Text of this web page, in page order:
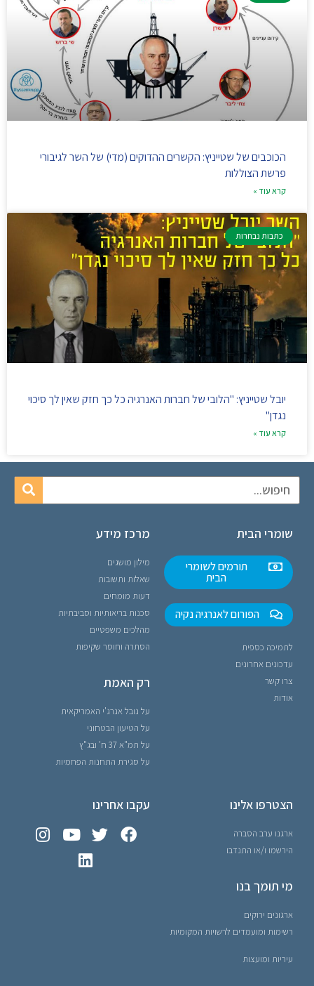
הכוכבים של שטייניץ: הקשרים ההדוקים (מדי) של השר לגיבורי
פרשת הצוללות
קרא עוד »
כתבות נבחרות
יובל שטייניץ: "הלובי של חברות האנרגיה כל כך חזק שאין לך סיכוי
נגדן"
קרא עוד »
שומרי הבית
תורמים לשומרי
הבית
הפורום לאנרגיה נקיה
לתמיכה כספית
עדכונים אחרונים
צרו קשר
אודות
מרכז מידע
מילון מושגים
שאלות ותשובות
דעות מומחים
סכנות בריאותיות וסביבתיות
מהלכים משפטיים
הסתרה וחוסר שקיפות
רק האמת
על נובל אנרג'י האמריקאית
על הטיעון הבטחוני
על תמ"א 37 ח' ובג"ץ
על סגירת התחנות הפחמיות
הצטרפו אלינו
ארגנו ערב הסברה
הירשמו ו/או התנדבו
מי תומך בנו
ארגונים ירוקים
רשימות ומועמדים לרשויות המקומיות
עיריות ומועצות
עקבו אחרינו